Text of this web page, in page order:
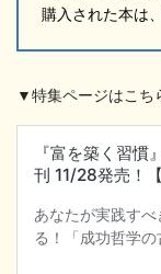
購入された本は
▼特集ページはこち